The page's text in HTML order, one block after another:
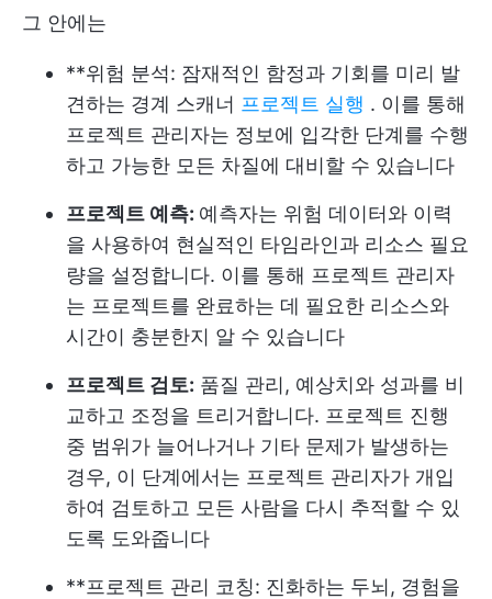
그 안에는
**위험 분석: 잠재적인 함정과 기회를 미리 발
견하는 경계 스캐너 프로젝트 실행 . 이를 통해
프로젝트 관리자는 정보에 입각한 단계를 수행
하고 가능한 모든 차질에 대비할 수 있습니다
프로젝트 예측: 예측자는 위험 데이터와 이력
을 사용하여 현실적인 타임라인과 리소스 필요
량을 설정합니다. 이를 통해 프로젝트 관리자
는 프로젝트를 완료하는 데 필요한 리소스와
시간이 충분한지 알 수 있습니다
프로젝트 검토: 품질 관리, 예상치와 성과를 비
교하고 조정을 트리거합니다. 프로젝트 진행
중 범위가 늘어나거나 기타 문제가 발생하는
경우, 이 단계에서는 프로젝트 관리자가 개입
하여 검토하고 모든 사람을 다시 추적할 수 있
도록 도와줍니다
**프로젝트 관리 코칭: 진화하는 두뇌, 경험을